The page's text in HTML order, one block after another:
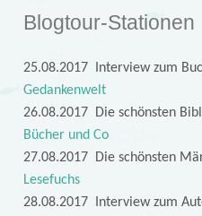
Blogtour-Stationen
25.08.2017 Interview zum
Gedankenwelt
26.08.2017 Die schönsten
Bücher und Co
27.08.2017 Die schönsten
Lesefuchs
28.08.2017 Interview zum